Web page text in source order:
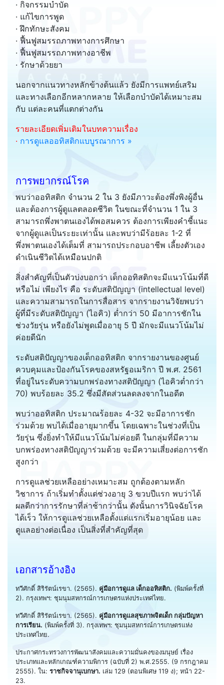
· กิจกรรมบำบัด
· แก้ไขการพูด
· ฝึกทักษะสังคม
· ฟื้นฟูสมรรถภาพทางการศึกษา
· ฟื้นฟูสมรรถภาพทางอาชีพ
· รักษาด้วยยา
นอกจากแนวทางหลักข้างต้นแล้ว ยังมีการแพทย์เสริม
และทางเลือกอีกหลากหลาย ให้เลือกบำบัดได้เหมาะสม
กับ แต่ละคนที่แตกต่างกัน
รายละเอียดเพิ่มเติมในบทความเรื่อง
· การดูแลออทิสติกแบบูรณาการ »
การพยากรณ์โรค
พบว่าออทิสติก จำนวน 2 ใน 3 ยังมีภาวะต้องพึ่งพิงผู้อื่น
และต้องการผู้ดูแลตลอดชีวิต ในขณะที่จำนวน 1 ใน 3
สามารถพึ่งพาตนเองได้พอสมควร ต้องการเพียงคำชี้แนะ
จากผู้ดูแลเป็นระยะเท่านั้น และพบว่ามีร้อยละ 1-2 ที่
พึ่งพาตนเองได้เต็มที่ สามารถประกอบอาชีพ เลี้ยงตัวเอง
ดำเนินชีวิตได้เหมือนปกติ
สิ่งสำคัญที่เป็นตัวบ่งบอกว่า เด็กออทิสติกจะมีแนวโน้มที่ดี
หรือไม่ เพียงไร คือ ระดับสติปัญญา (intellectual level)
และความสามารถในการสื่อสาร จากรายงานวิจัยพบว่า
ผู้ที่มีระดับสติปัญญา (ไอคิว) ต่ำกว่า 50 มีอาการชักใน
ช่วงวัยรุ่น หรือยังไม่พูดเมื่ออายุ 5 ปี มักจะมีแนวโน้มไม่
ค่อยดีนัก
ระดับสติปัญญาของเด็กออทิสติก จากรายงานของศูนย์
ควบคุมและป้องกันโรคของสหรัฐอเมริกา ปี พ.ศ. 2561
ที่อยู่ในระดับความบกพร่องทางสติปัญญา (ไอคิวต่ำกว่า
70) พบร้อยละ 35.2 ซึ่งมีสัดส่วนลดลงจากในอดีต
พบว่าออทิสติก ประมาณร้อยละ 4-32 จะมีอาการชัก
ร่วมด้วย พบได้เมื่ออายุมากขึ้น โดยเฉพาะในช่วงที่เป็น
วัยรุ่น ซึ่งยิ่งทำให้มีแนวโน้มไม่ค่อยดี ในกลุ่มที่มีความ
บกพร่องทางสติปัญญาร่วมด้วย จะมีความเสี่ยงต่อการชัก
สูงกว่า
การดูแลช่วยเหลืออย่างเหมาะสม ถูกต้องตามหลัก
วิชาการ ถ้าเริ่มทำตั้งแต่ช่วงอายุ 3 ขวบปีแรก พบว่าได้
ผลดีกว่าการรักษาที่ล่าช้ากว่านั้น ดังนั้นการวินิจฉัยโรค
ได้เร็ว ให้การดูแลช่วยเหลือตั้งแต่แรกเริ่มอายุน้อย และ
ดูแลอย่างต่อเนื่อง เป็นสิ่งที่สำคัญที่สุด
เอกสารอ้างอิง
ทวีศักดิ์ สิริรัตน์เรขา. (2565). คู่มือการดูแล เด็กออทิสติก. (พิมพ์ครั้งที่
2). กรุงเทพฯ: ชุมนุมสหกรณ์การเกษตรแห่งประเทศไทย.
ทวีศักดิ์ สิริรัตน์เรขา. (2565). คู่มือการดูแลสุขภาพจิตเด็ก กลุ่มปัญหา
การเรียน. (พิมพ์ครั้งที่ 3). กรุงเทพฯ: ชุมนุมสหกรณ์การเกษตรแห่ง
ประเทศไทย.
ประกาศกระทรวงการพัฒนาสังคมและความมั่นคงของมนุษย์ เรื่อง
ประเภทและหลักเกณฑ์ความพิการ (ฉบับที่ 2) พ.ศ.2555. (9 กรกฎาคม
2555). ใน: ราชกิจจานุเบกษา. เล่ม 129 (ตอนพิเศษ 119 ง); หน้า 22-
23.